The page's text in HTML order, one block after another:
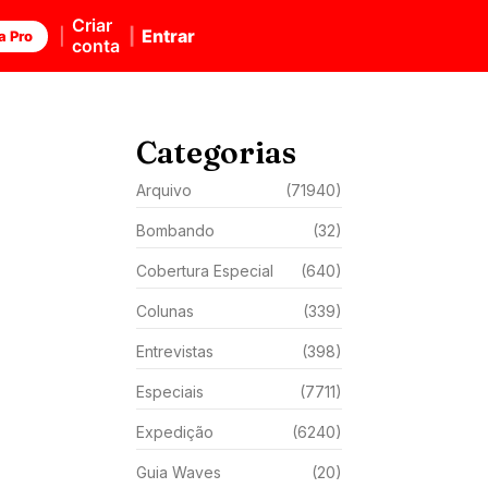
Pro
Criar
conta
Entrar
Categorias
Arquivo (71940)
Bombando (32)
Cobertura Especial (640)
Colunas (339)
Entrevistas (398)
Especiais (7711)
Expedição (6240)
Guia Waves (20)